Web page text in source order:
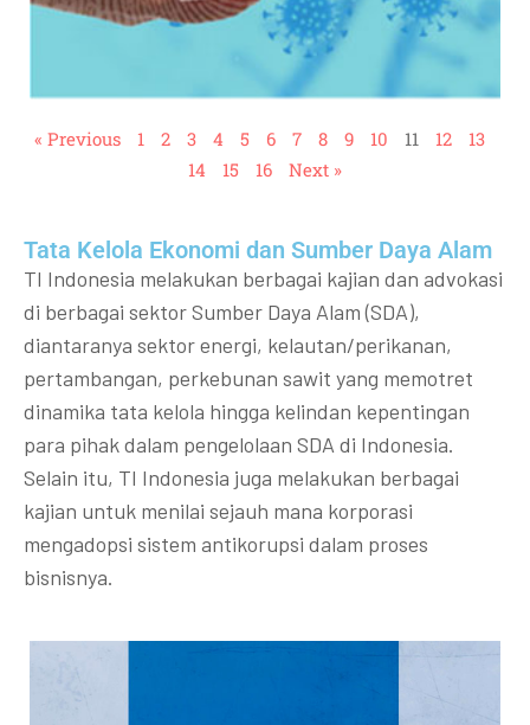
« Previous 1 2 3 4 5 6 7 8 9 10 11 12
13
14
15 16 Next »
Tata Kelola Ekonomi dan Sumber Daya Alam
TI Indonesia melakukan berbagai kajian dan advokasi
di berbagai sektor Sumber Daya Alam (SDA),
diantaranya sektor energi, kelautan/perikanan,
pertambangan, perkebunan sawit yang memotret
dinamika tata kelola hingga kelindan kepentingan
para pihak dalam pengelolaan SDA di Indonesia.
Selain itu, TI Indonesia juga melakukan berbagai
kajian untuk menilai sejauh mana korporasi
mengadopsi sistem antikorupsi dalam proses
bisnisnya.